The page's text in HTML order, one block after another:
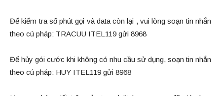
Để kiểm tra số phút gọi và data còn lại , vui lòng soạn tin nhắn
theo cú pháp: TRACUU ITEL119 gửi 8968
Để hủy gói cước khi không có nhu cầu sử dụng, soạn tin nhắn
theo cú pháp: HUY ITEL119 gửi 8968